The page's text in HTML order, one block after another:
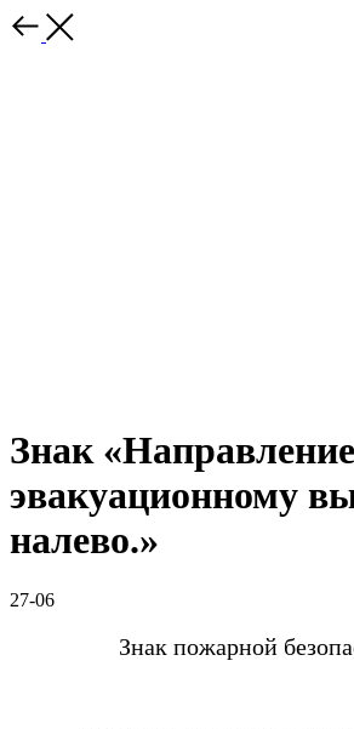
Знак
эвакуационному
налево.»
27-06
Знак пожарной